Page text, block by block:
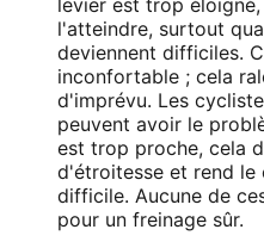
l'atteindre, surtout
deviennent difficiles.
inconfortable ; cela
d'imprévu. Les
peuvent avoir le
est trop proche, cela
d'étroitesse et rend le
difficile. Aucune de
pour un freinage sûr.